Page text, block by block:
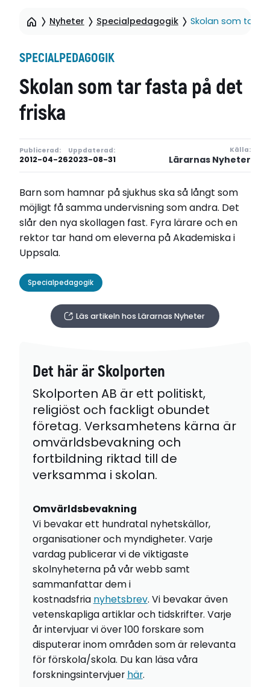
Nyheter Specialpedagogik Skolan som tar
SPECIALPEDAGOGIK
Skolan som tar fasta på det
friska
Publicerad:
2012-04-26
Uppdaterad:
2023-08-31
Källa:
Lärarnas Nyheter
Barn som hamnar på sjukhus ska så långt som
möjligt få samma undervisning som andra. Det
slår den nya skollagen fast. Fyra lärare och en
rektor tar hand om eleverna på Akademiska i
Uppsala.
Specialpedagogik
Läs artikeln hos Lärarnas Nyheter
Det här är Skolporten
Skolporten AB är ett politiskt,
religiöst och fackligt obundet
företag. Verksamhetens kärna är
omvärldsbevakning och
fortbildning riktad till de
verksamma i skolan.
Omvärldsbevakning
Vi bevakar ett hundratal nyhetskällor,
organisationer och myndigheter. Varje
vardag publicerar vi de viktigaste
skolnyheterna på vår webb samt
sammanfattar dem i
kostnadsfria nyhetsbrev. Vi bevakar även
vetenskapliga artiklar och tidskrifter. Varje
år intervjuar vi över 100 forskare som
disputerar inom områden som är relevanta
för förskola/skola. Du kan läsa våra
forskningsintervjuer här.